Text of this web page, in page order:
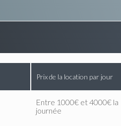
Prix de la location par jour
Entre 1000€ et 4000€ la
journée